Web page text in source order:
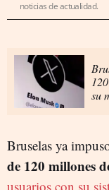
noticias de actualidad.
su
Bruselas ya
de 120 millones
usuarios con su